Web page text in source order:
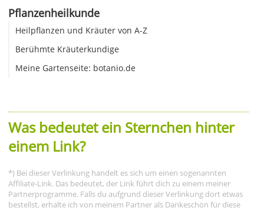
Pflanzenheilkunde
Heilpflanzen und Kräuter von A-Z
Berühmte Kräuterkundige
Meine Gartenseite: botanio.de
Was bedeutet ein Sternchen hinter
einem Link?
*) Bei dieser Verlinkung handelt es sich um einen sogenannten
Affiliate-Link. Das bedeutet, der Link führt dich zu einem meiner
Partnerprogramme. Falls du aufgrund dieser Verlinkung dort etwas
bestellst, erhalte ich von meinem Partner als Dankeschön für diese